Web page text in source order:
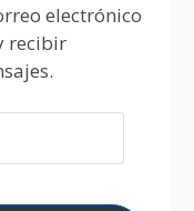
electrónico
recibir